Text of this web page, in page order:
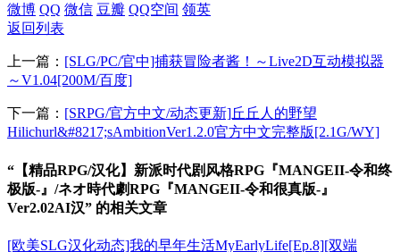
微博 QQ 微信 豆瓣 QQ空间 领英
返回列表
上一篇： [SLG/PC/官中]捕获冒险者酱！～Live2D互动模拟器
～V1.04[200M/百度]
下一篇： [SRPG/官方中文/动态更新]丘丘人的野望
Hilichurl&#8217;sAmbitionVer1.2.0官方中文完整版[2.1G/WY]
“【精品RPG/汉化】新派时代剧风格RPG『MANGEII-令和终
极版-』/ネオ時代劇RPG『MANGEII-令和很真版-』
Ver2.02AI汉” 的相关文章
[欧美SLG汉化动态]我的早年生活MyEarlyLife[Ep.8][双端